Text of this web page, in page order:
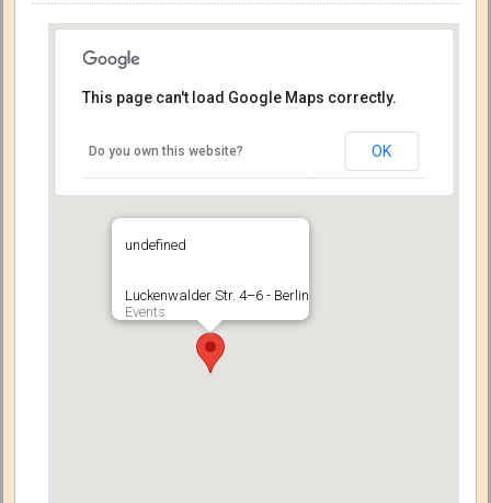
undefined
Luckenwalder Str. 4–6 - Berlin
Events
This page can't load Google Maps correctly.
Do you own this website? OK